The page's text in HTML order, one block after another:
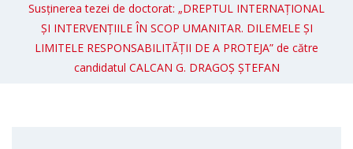
Susținerea tezei de doctorat: „DREPTUL INTERNAȚIONAL
ȘI INTERVENȚIILE ÎN SCOP UMANITAR. DILEMELE ȘI
LIMITELE RESPONSABILITĂȚII DE A PROTEJA” de către
candidatul CALCAN G. DRAGOȘ ȘTEFAN